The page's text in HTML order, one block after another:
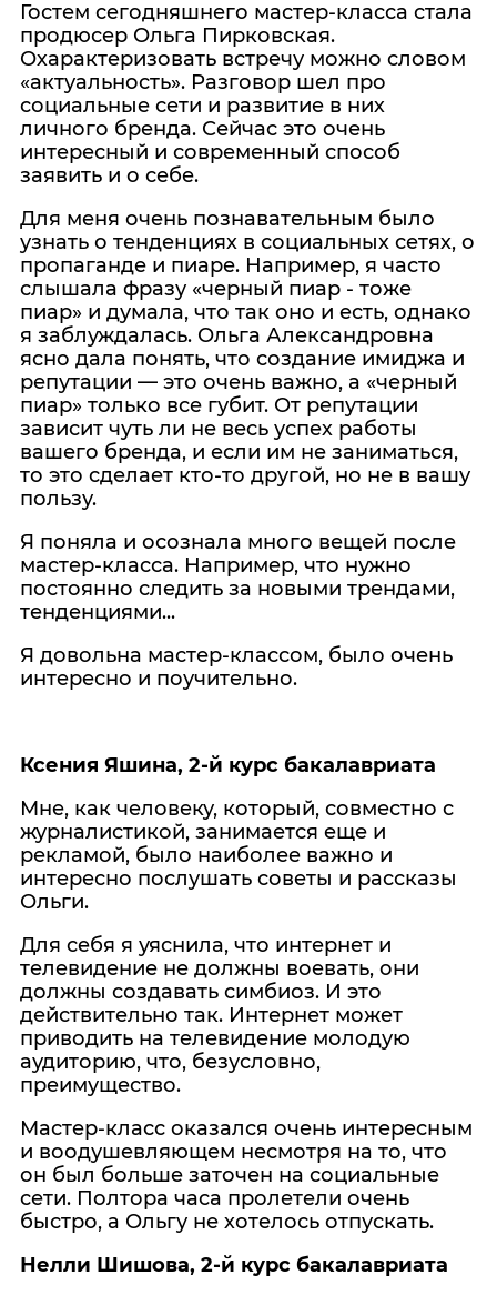
Гостем сегодняшнего мастер-класса стала
продюсер Ольга Пирковская.
Охарактеризовать встречу можно словом
«актуальность». Разговор шел про
социальные сети и развитие в них
личного бренда. Сейчас это очень
интересный и современный способ
заявить и о себе.
Для меня очень познавательным было
узнать о тенденциях в социальных сетях, о
пропаганде и пиаре. Например, я часто
слышала фразу «черный пиар - тоже
пиар» и думала, что так оно и есть, однако
я заблуждалась. Ольга Александровна
ясно дала понять, что создание имиджа и
репутации — это очень важно, а «черный
пиар» только все губит. От репутации
зависит чуть ли не весь успех работы
вашего бренда, и если им не заниматься,
то это сделает кто-то другой, но не в вашу
пользу.
Я поняла и осознала много вещей после
мастер-класса. Например, что нужно
постоянно следить за новыми трендами,
тенденциями...
Я довольна мастер-классом, было очень
интересно и поучительно.
Ксения Яшина, 2-й курс бакалавриата
Мне, как человеку, который, совместно с
журналистикой, занимается еще и
рекламой, было наиболее важно и
интересно послушать советы и рассказы
Ольги.
Для себя я уяснила, что интернет и
телевидение не должны воевать, они
должны создавать симбиоз. И это
действительно так. Интернет может
приводить на телевидение молодую
аудиторию, что, безусловно,
преимущество.
Мастер-класс оказался очень интересным
и воодушевляющем несмотря на то, что
он был больше заточен на социальные
сети. Полтора часа пролетели очень
быстро, а Ольгу не хотелось отпускать.
Нелли Шишова, 2-й курс бакалавриата